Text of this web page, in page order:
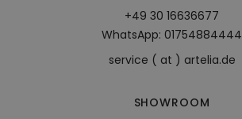
+49 30 16636677
WhatsApp: 01754884444
service ( at ) artelia.de
SHOWROOM